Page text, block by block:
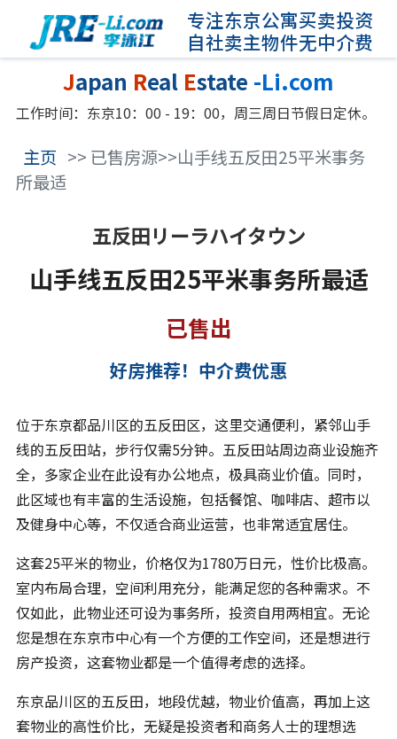
专注东京公寓买卖投资
自社卖主物件无中介费
Japan Real Estate -Li.com
工作时间：东京10：00 - 19：00，周三周日节假日定休。
主页 >> 已售房源>>山手线五反田25平米事务
所最适
五反田リーラハイタウン
山手线五反田25平米事务所最适
已售出
好房推荐！中介费优惠
位于东京都品川区的五反田区，这里交通便利，紧邻山手
线的五反田站，步行仅需5分钟。五反田站周边商业设施齐
全，多家企业在此设有办公地点，极具商业价值。同时，
此区域也有丰富的生活设施，包括餐馆、咖啡店、超市以
及健身中心等，不仅适合商业运营，也非常适宜居住。
这套25平米的物业，价格仅为1780万日元，性价比极高。
室内布局合理，空间利用充分，能满足您的各种需求。不
仅如此，此物业还可设为事务所，投资自用两相宜。无论
您是想在东京市中心有一个方便的工作空间，还是想进行
房产投资，这套物业都是一个值得考虑的选择。
东京品川区的五反田，地段优越，物业价值高，再加上这
套物业的高性价比，无疑是投资者和商务人士的理想选